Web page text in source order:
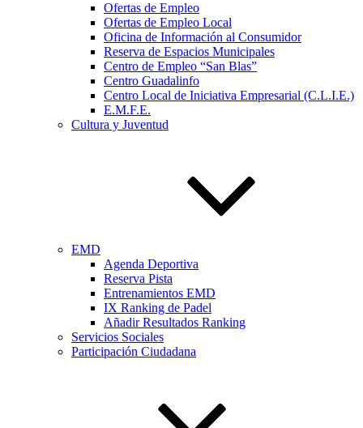
Ofertas de Empleo
Ofertas de Empleo Local
Oficina de Información al Consumidor
Reserva de Espacios Municipales
Centro de Empleo “San Blas”
Centro Guadalinfo
Centro Local de Iniciativa Empresarial (C.L.I.E.)
E.M.F.E.
Cultura y Juventud
EMD
Agenda Deportiva
Reserva Pista
Entrenamientos EMD
IX Ranking de Padel
Añadir Resultados Ranking
Servicios Sociales
Participación Ciudadana